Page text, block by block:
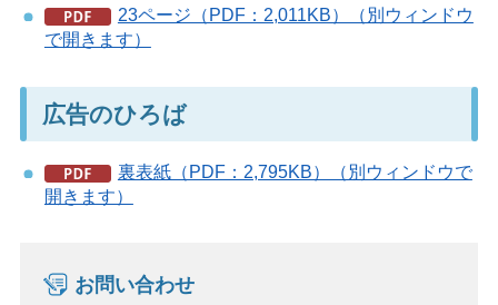
23ページ（PDF：2,011KB）（別ウィンドウ
で開きます）
広告のひろば
裏表紙（PDF：2,795KB）（別ウィンドウで
開きます）
お問い合わせ